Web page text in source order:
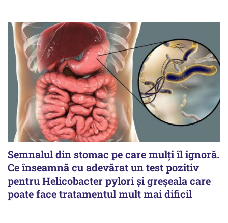
Semnalul din stomac pe care mulți îl ignoră.
Ce înseamnă cu adevărat un test pozitiv
pentru Helicobacter pylori și greșeala care
poate face tratamentul mult mai dificil